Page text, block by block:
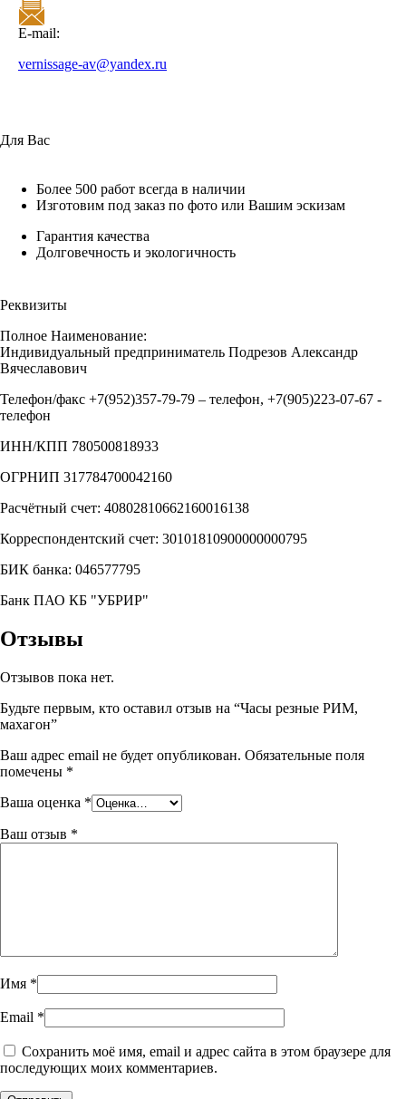
E-mail:
vernissage-av@yandex.ru
Для Вас
Более 500 работ всегда в наличии
Изготовим под заказ по фото или Вашим эскизам
Гарантия качества
Долговечность и экологичность
Реквизиты
Полное Наименование:
Индивидуальный предприниматель Подрезов Александр
Вячеславович
Телефон/факс +7(952)357-79-79 – телефон, +7(905)223-07-67 -
телефон
ИНН/КПП 780500818933
ОГРНИП 317784700042160
Расчётный счет: 40802810662160016138
Корреспондентский счет: 30101810900000000795
БИК банка: 046577795
Банк ПАО КБ "УБРИР"
Отзывы
Отзывов пока нет.
Будьте первым, кто оставил отзыв на “Часы резные РИМ,
махагон”
Ваш адрес email не будет опубликован. Обязательные поля
помечены *
Ваша оценка *
Ваш отзыв *
Имя *
Email *
Сохранить моё имя, email и адрес сайта в этом браузере для
последующих моих комментариев.